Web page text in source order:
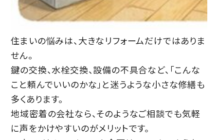
住まいの悩みは、大きなリフォームだけではありま
せん。
鍵の交換、水栓交換、設備の不具合など、「こんな
こと頼んでいいのかな」と迷うような小さな修繕も
多くあります。
地域密着の会社なら、そのようなご相談でも気軽
に声をかけやすいのがメリットです。